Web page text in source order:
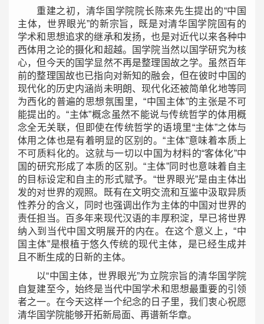
重建之初，清华国学院院长陈来先生提出的“中国
主体，世界眼光”的新宗旨，既是对清华国学院固有的
学术和思想追求的继承和发扬，也是对近代以来各种中
西体用之论的摄化和超越。国学院当然以国学研究为核
心，但今天的国学显然不再是整理国故之学。虽然百年
前的整理国故也已指向对新知的融会，但在彼时中国的
现代化的历史内涵尚未明朗、现代化还被简单化地等同
为西化的普遍的思想氛围里，“中国主体”的主张是不可
能提出的。“主体”概念虽然不能说与传统哲学的体用概
念全无关联，但即使在传统哲学的语境里“主体”之体与
体用之体也是有着明显的区别的。“主体”意味着本质上
不可质料化的。这就与一切以中国为材料的“客体化”中
国的研究形成了本质的区别。“主体”同时也意味着自主
的目标设定和自主的形式赋予。 “世界眼光”是由主体出
发的对世界的观照。既有在文明交流和互鉴中汲取异质
性养分的含义，同时也强调出作为主体的中国对世界的
责任担当。百多年来现代汉语的丰厚积淀，早已将世界
纳入到当代中国文明展开的内在。在这个意义上，“中
国主体”是根植于悠久传统的现代主体，是已经生成并
且不断生成的日新的主体。
以“中国主体，世界眼光”为立院宗旨的清华国学院
自复建至今，始终是当代中国学术和思想最重要的引领
者之一。在今天这样一个纪念的日子里，我们衷心祝愿
清华国学院能够开拓新局面、再谱新华章。